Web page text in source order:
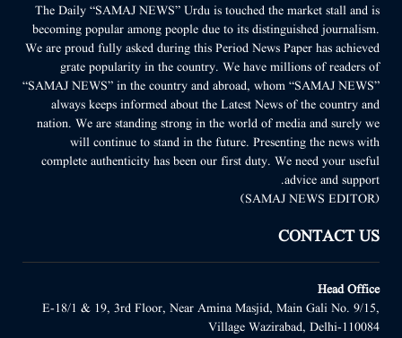
The Daily “SAMAJ NEWS” Urdu is touched the market stall and is
becoming popular among people due to its distinguished journalism.
We are proud fully asked during this Period News Paper has achieved
grate popularity in the country. We have millions of readers of
“SAMAJ NEWS” in the country and abroad, whom “SAMAJ NEWS”
always keeps informed about the Latest News of the country and
nation. We are standing strong in the world of media and surely we
will continue to stand in the future. Presenting the news with
complete authenticity has been our first duty. We need your useful
advice and support.
(SAMAJ NEWS EDITOR)
CONTACT US
Head Office
E-18/1 & 19, 3rd Floor, Near Amina Masjid, Main Gali No. 9/15,
Village Wazirabad, Delhi-110084